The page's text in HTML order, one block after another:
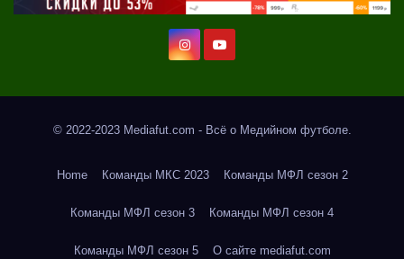
© 2022-2023 Mediafut.com - Всё о Медийном футболе.
Home Команды МКС 2023 Команды МФЛ сезон 2
Команды МФЛ сезон 3 Команды МФЛ сезон 4
Команды МФЛ сезон 5 О сайте mediafut.com